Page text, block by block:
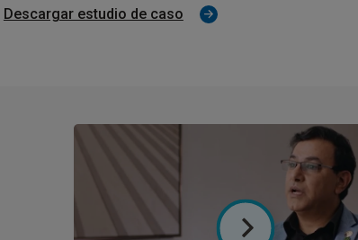
Descargar estudio de caso